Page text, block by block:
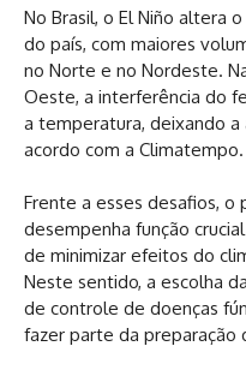
No Brasil, o El Niño altera
do país, com maiores
no Norte e no Nordeste.
Oeste, a interferência do
a temperatura, deixando
acordo com a Climatempo.
Frente a esses desafios, o
desempenha função
de minimizar efeitos do
Neste sentido, a escolha
de controle de doenças
fazer parte da preparação